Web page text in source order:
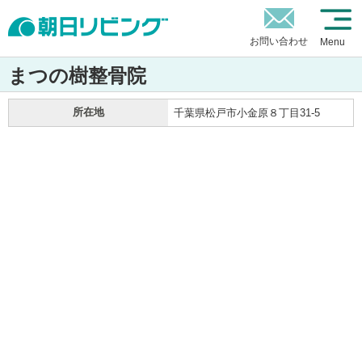
お問い合わせ Menu
まつの樹整骨院
所在地 千葉県松戸市小金原８丁目31-5